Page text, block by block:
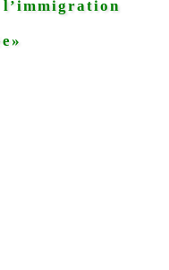
l’immigration